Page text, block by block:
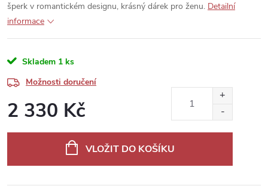
šperk v romantickém designu, krásný dárek pro ženu. Detailní
informace
Skladem 1 ks
Možnosti doručení
2 330 Kč
VLOŽIT DO KOŠÍKU